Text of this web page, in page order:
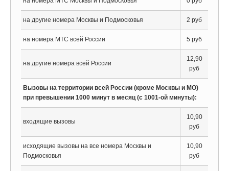
на другие номера Москвы и Подмосковья 2 руб
на номера МТС всей России 5 руб
на другие номера всей России
12,90
руб
Вызовы на территории всей России (кроме Москвы и МО)
при превышении 1000 минут в месяц (с 1001-ой минуты):
входящие вызовы
10,90
руб
исходящие вызовы на все номера Москвы и
Подмосковья
10,90
руб